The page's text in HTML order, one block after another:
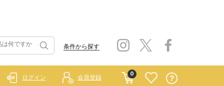
条件から探す
0
ログイン 会員登録